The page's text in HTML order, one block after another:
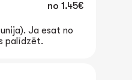
no 1.45€
Ja esat no
palīdzēt.